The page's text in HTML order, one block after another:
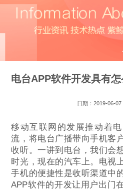
电台APP软件开发具有
日期：2019-06-07
移动互联网的发展推动着
流，将电台广播带向手机客
收听。一讲到电台，我们会
时光，现在的汽车上。电视
手机的便捷性是收听渠道中
APP软件的开发让用户出门